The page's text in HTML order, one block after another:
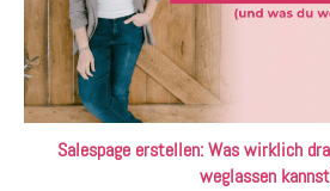
Salespage erstellen: Was wirklich
weglassen